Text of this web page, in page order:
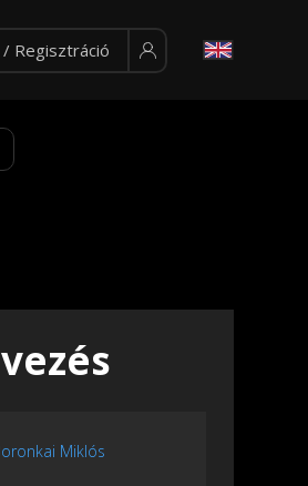
Regisztráció
Miklós